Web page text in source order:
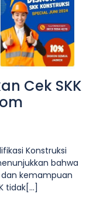
Cek SKK
Konstruksi
bahwa
kemampuan
tidak[...]